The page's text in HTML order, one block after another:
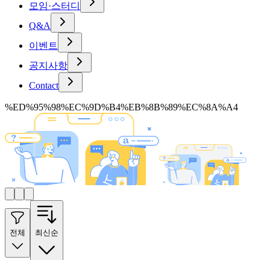
모임·스터디
Q&A
이벤트
공지사항
Contact
%ED%95%98%EC%9D%B4%EB%8B%89%EC%8A%A4
전체 최신순